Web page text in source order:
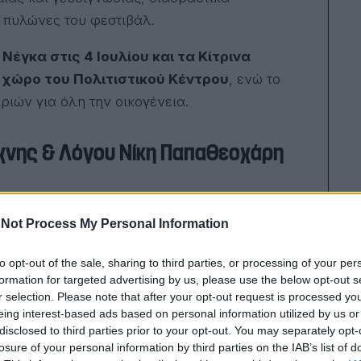
Not Process My Personal Information
opt-out of the sale, sharing to third parties, or processing of your
for targeted advertising by us, please use the below opt-out
selection. Please note that after your opt-out request is processed
interest-based ads based on personal information utilized by us
to third parties prior to your opt-out. You may separately
of your personal information by third parties on the IAB’s list of
πυλώνες του φεστιβάλ.
στις 4 Ιουλίου και τα Κίτρινα
του Πολιτιστικού Κέντρου, ενώ το
για όλη την οικογένεια.
& Λόγου Νίκη Παπαθεοχάρη
Τέχνης και Λόγου Νίκη Παπαθεοχάρη
φωνές του σύγχρονου ελληνικού
και αυθεντικότητα.
το κοινό σε ένα ταξίδι στο ελληνικό
έκφραση. Με βαθιά, εσωτερική φωνή
τραγούδι σε προσωπική εξομολόγηση και